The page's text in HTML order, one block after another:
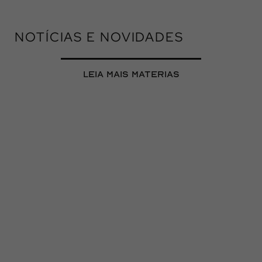
NOTÍCIAS E NOVIDADES
leia mais materias